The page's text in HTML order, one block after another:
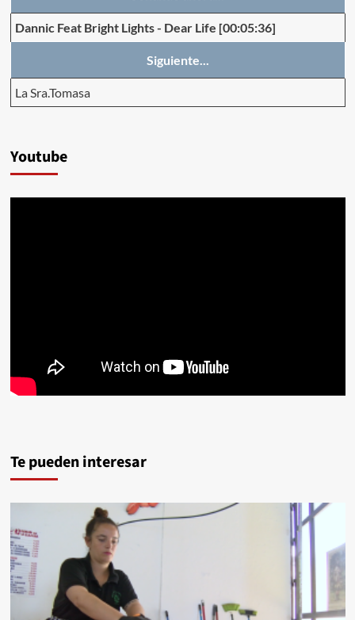
Dannic Feat Bright Lights- Dear Life [00:05:36]
Siguiente...
La Sra.Tomasa
Youtube
Te pueden interesar